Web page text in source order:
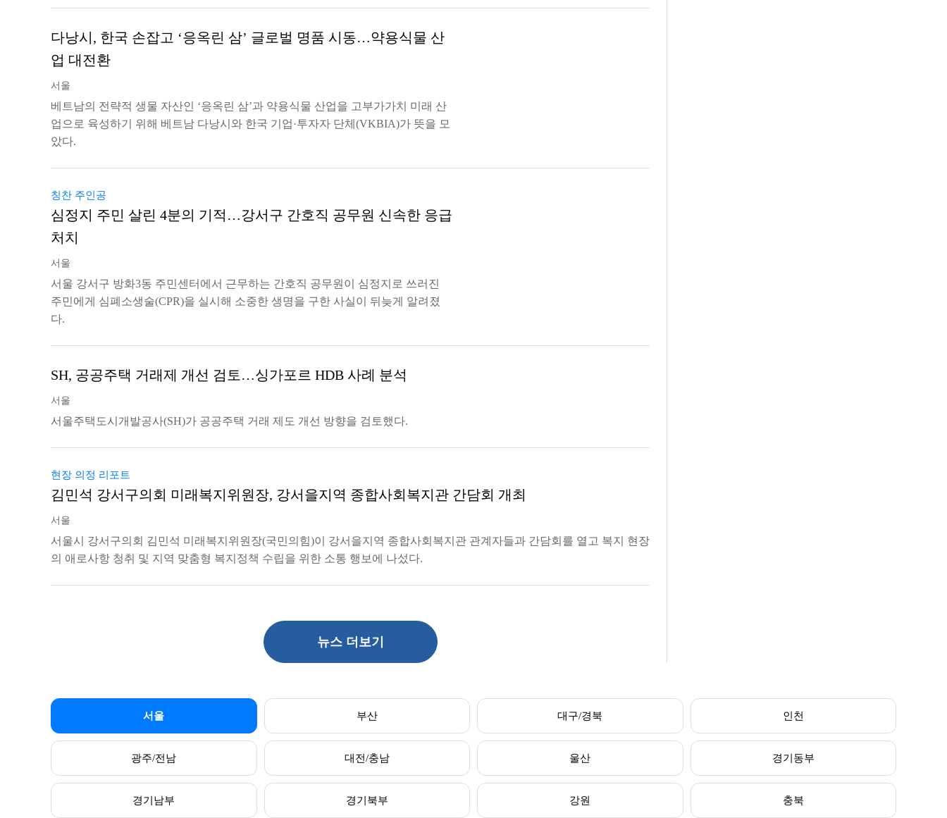
다낭시, 한국 손잡고 ‘응옥린 삼’ 글로벌 명품 시동…약용식물 산
업 대전환
서울
베트남의 전략적 생물 자산인 ‘응옥린 삼’과 약용식물 산업을 고부가가치 미래 산
업으로 육성하기 위해 베트남 다낭시와 한국 기업·투자자 단체(VKBIA)가 뜻을 모
았다.
칭찬 주인공
심정지 주민 살린 4분의 기적…강서구 간호직 공무원 신속한 응급
처치
서울
서울 강서구 방화3동 주민센터에서 근무하는 간호직 공무원이 심정지로 쓰러진
주민에게 심폐소생술(CPR)을 실시해 소중한 생명을 구한 사실이 뒤늦게 알려졌
다.
SH, 공공주택 거래제 개선 검토…싱가포르 HDB 사례 분석
서울
서울주택도시개발공사(SH)가 공공주택 거래 제도 개선 방향을 검토했다.
현장 의정 리포트
김민석 강서구의회 미래복지위원장, 강서을지역 종합사회복지관 간담회 개최
서울
서울시 강서구의회 김민석 미래복지위원장(국민의힘)이 강서을지역 종합사회복지관 관계자들과 간담회를 열고 복지 현장
의 애로사항 청취 및 지역 맞춤형 복지정책 수립을 위한 소통 행보에 나섰다.
뉴스 더보기
서울 부산 대구/경북 인천
광주/전남 대전/충남 울산 경기동부
경기남부 경기북부 강원 충북